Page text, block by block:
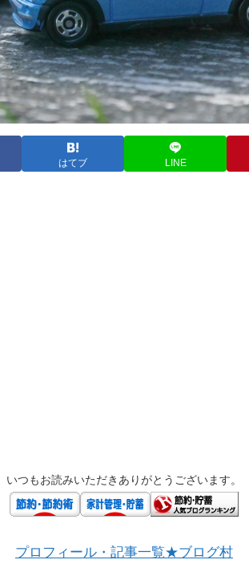
はてブ LINE
いつもお読みいただきありがとうございます。
プロフィール・記事一覧★ブログ村